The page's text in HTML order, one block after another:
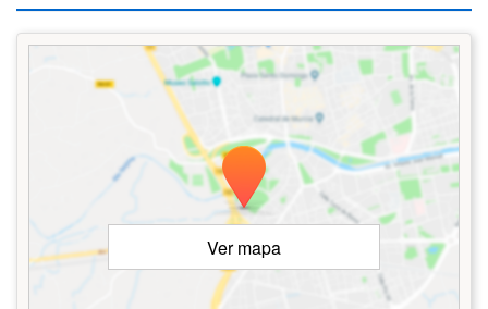
Ver mapa